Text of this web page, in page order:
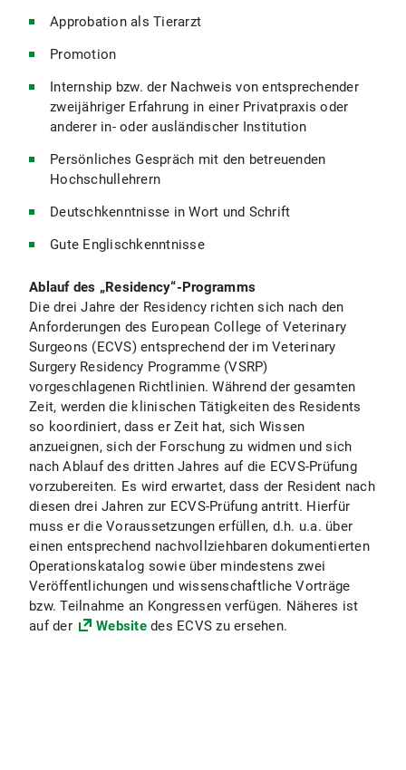
Approbation als Tierarzt
Promotion
Internship bzw. der Nachweis von entsprechender
zweijähriger Erfahrung in einer Privatpraxis oder
anderer in- oder ausländischer Institution
Persönliches Gespräch mit den betreuenden
Hochschullehrern
Deutschkenntnisse in Wort und Schrift
Gute Englischkenntnisse
Ablauf des „Residency“-Programms
Die drei Jahre der Residency richten sich nach den
Anforderungen des European College of Veterinary
Surgeons (ECVS) entsprechend der im Veterinary
Surgery Residency Programme (VSRP)
vorgeschlagenen Richtlinien. Während der gesamten
Zeit, werden die klinischen Tätigkeiten des Residents
so koordiniert, dass er Zeit hat, sich Wissen
anzueignen, sich der Forschung zu widmen und sich
nach Ablauf des dritten Jahres auf die ECVS-Prüfung
vorzubereiten. Es wird erwartet, dass der Resident nach
diesen drei Jahren zur ECVS-Prüfung antritt. Hierfür
muss er die Voraussetzungen erfüllen, d.h. u.a. über
einen entsprechend nachvollziehbaren dokumentierten
Operationskatalog sowie über mindestens zwei
Veröffentlichungen und wissenschaftliche Vorträge
bzw. Teilnahme an Kongressen verfügen. Näheres ist
auf der
Websitedes ECVS zu ersehen.